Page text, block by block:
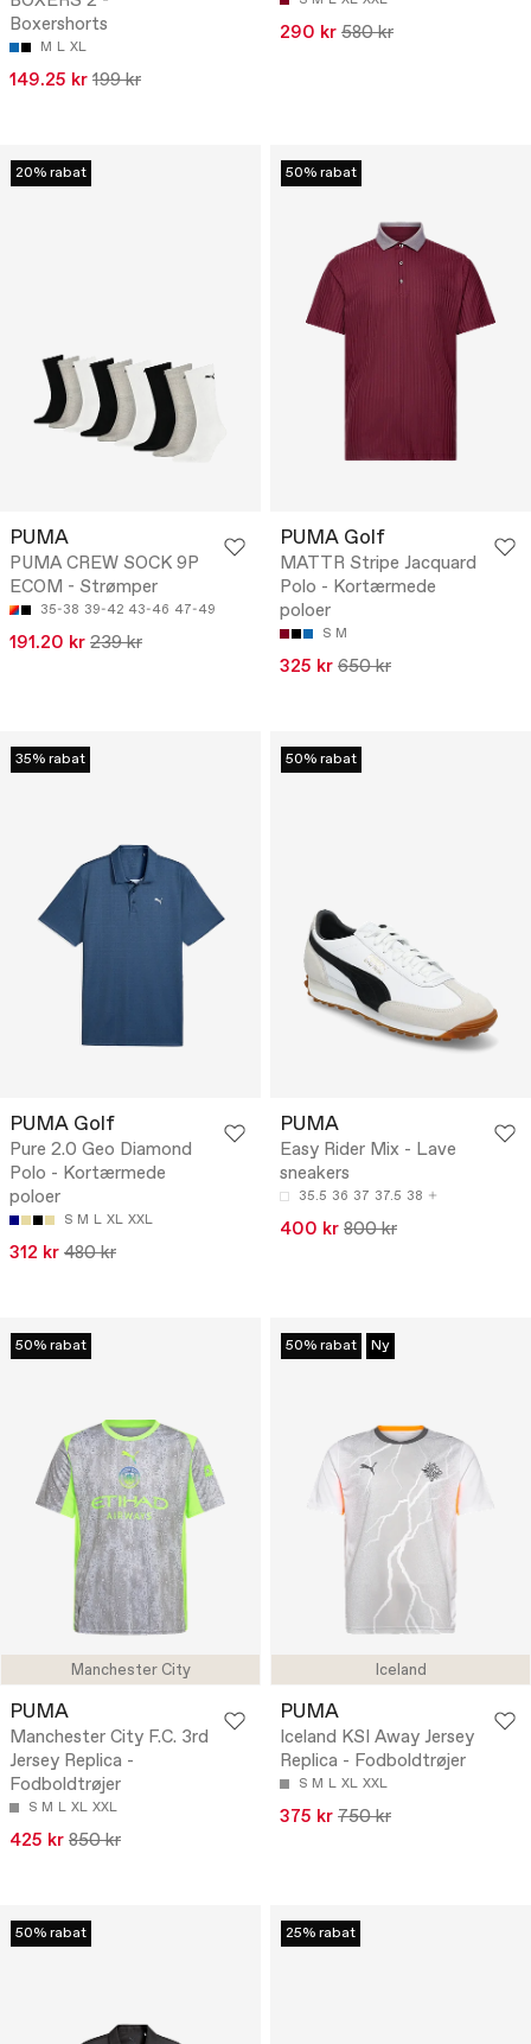
Boxershorts
M L XL
149.25 kr 199 kr
290 kr 580 kr
20% rabat
PUMA
PUMA CREW SOCK 9P
ECOM - Strømper
35-38 39-42 43-46 47-49
191.20 kr 239 kr
50% rabat
PUMA Golf
MATTR Stripe Jacquard
Polo - Kortærmede
poloer
S M
325 kr 650 kr
35% rabat
PUMA Golf
Pure 2.0 Geo Diamond
Polo - Kortærmede
poloer
S M L XL XXL
312 kr 480 kr
50% rabat
PUMA
Easy Rider Mix - Lave
sneakers
35.5 36 37 37.5 38
400 kr 800 kr
Manchester City
50% rabat
PUMA
Manchester City F.C. 3rd
Jersey Replica -
Fodboldtrøjer
S M L XL XXL
425 kr 850 kr
Iceland
50% rabat Ny
PUMA
Iceland KSI Away Jersey
Replica - Fodboldtrøjer
S M L XL XXL
375 kr 750 kr
50% rabat 25% rabat